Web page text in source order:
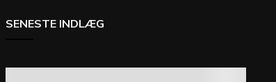
SENESTE INDLÆG